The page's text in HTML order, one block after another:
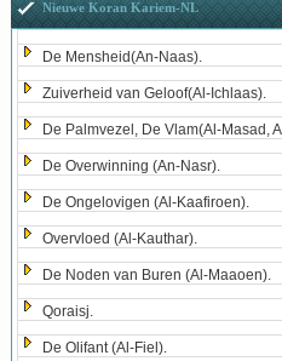
Nieuwe Koran Kariem-NL
De Mensheid(An-Naas).
Zuiverheid van Geloof(Al-Ichlaas).
De Palmvezel, De Vlam(Al-Masad,
De Overwinning (An-Nasr).
De Ongelovigen (Al-Kaafiroen).
Overvloed (Al-Kauthar).
De Noden van Buren (Al-Maaoen).
Qoraisj.
De Olifant (Al-Fiel).